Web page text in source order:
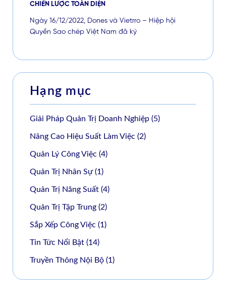
CHIẾN LƯỢC TOÀN DIỆN
Ngày 16/12/2022, Dones và Vietrro – Hiệp hội
Quyền Sao chép Việt Nam đã ký
Hạng mục
Giải Pháp Quản Trị Doanh Nghiệp (5)
Nâng Cao Hiệu Suất Làm Việc (2)
Quản Lý Công Việc (4)
Quản Trị Nhân Sự(1)
Quản Trị Năng Suất (4)
Quản Trị Tập Trung (2)
Sắp Xếp Công Việc (1)
Tin Tức Nổi Bật (14)
Truyền Thông Nội Bộ (1)